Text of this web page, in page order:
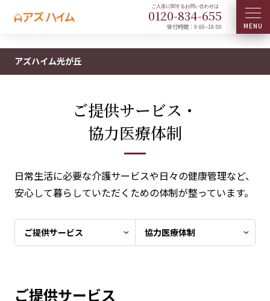
0120-834-655
受付時間：9:00~18:00
アズハイム光が丘
ご提供サービス・
協力医療体制
日常生活に必要な介護サービスや日々の健康管理など、
安心して暮らしていただくための体制が整っています。
ご提供サービス 協力医療体制
ご提供サービス